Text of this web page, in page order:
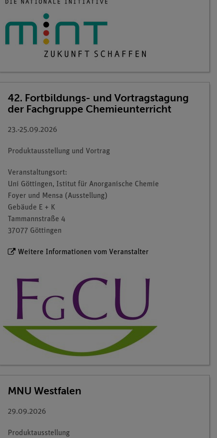
42. Fortbildungs- und Vortragstagung
der Fachgruppe Chemieunterricht
23.-25.09.2026
Produktausstellung und Vortrag
Veranstaltungsort:
Uni Göttingen, Istitut für Anorganische Chemie
Foyer und Mensa (Ausstellung)
Gebäude E + K
Tammannstraße 4
37077 Göttingen
Weitere Informationen vom Veranstalter
MNU Westfalen
29.09.2026
Produktausstellung